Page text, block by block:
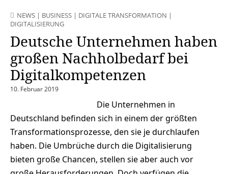
NEWS | BUSINESS | DIGITALE TRANSFORMATION |
DIGITALISIERUNG
Deutsche Unternehmen haben
großen Nachholbedarf bei
Digitalkompetenzen
10. Februar 2019
Die Unternehmen in
Deutschland befinden sich in einem der größten
Transformationsprozesse, den sie je durchlaufen
haben. Die Umbrüche durch die Digitalisierung
bieten große Chancen, stellen sie aber auch vor